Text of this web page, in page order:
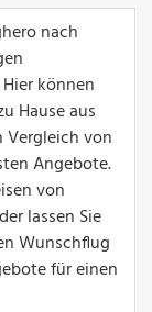
nach
können
Hause aus
Vergleich von
Angebote.
von
lassen Sie
Wunschflug
für einen